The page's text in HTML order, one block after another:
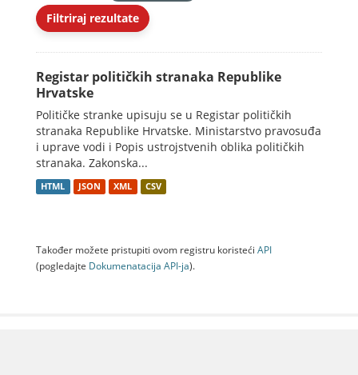
Filtriraj rezultate
Registar političkih stranaka Republike
Hrvatske
Političke stranke upisuju se u Registar političkih
stranaka Republike Hrvatske. Ministarstvo pravosuđa
i uprave vodi i Popis ustrojstvenih oblika političkih
stranaka. Zakonska...
HTML JSON XML CSV
Također možete pristupiti ovom registru koristeći API
(pogledajte Dokumenаtаcijа API-jа).